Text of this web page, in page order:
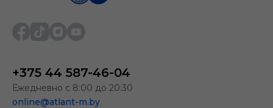
+375 44 587-46-04
Ежедневно с 8:00 до 20:30
online@atlant-m.by